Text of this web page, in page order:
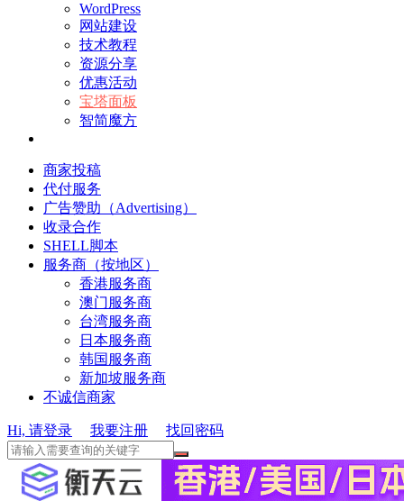
WordPress
网站建设
技术教程
资源分享
优惠活动
宝塔面板
智简魔方
商家投稿
代付服务
广告赞助（Advertising）
收录合作
SHELL脚本
服务商（按地区）
香港服务商
澳门服务商
台湾服务商
日本服务商
韩国服务商
新加坡服务商
不诚信商家
Hi, 请登录 我要注册 找回密码